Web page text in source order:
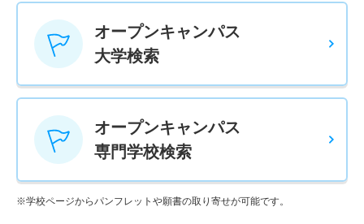
オープンキャンパス
大学検索
オープンキャンパス
専門学校検索
※学校ページからパンフレットや願書の取り寄せが可能です。